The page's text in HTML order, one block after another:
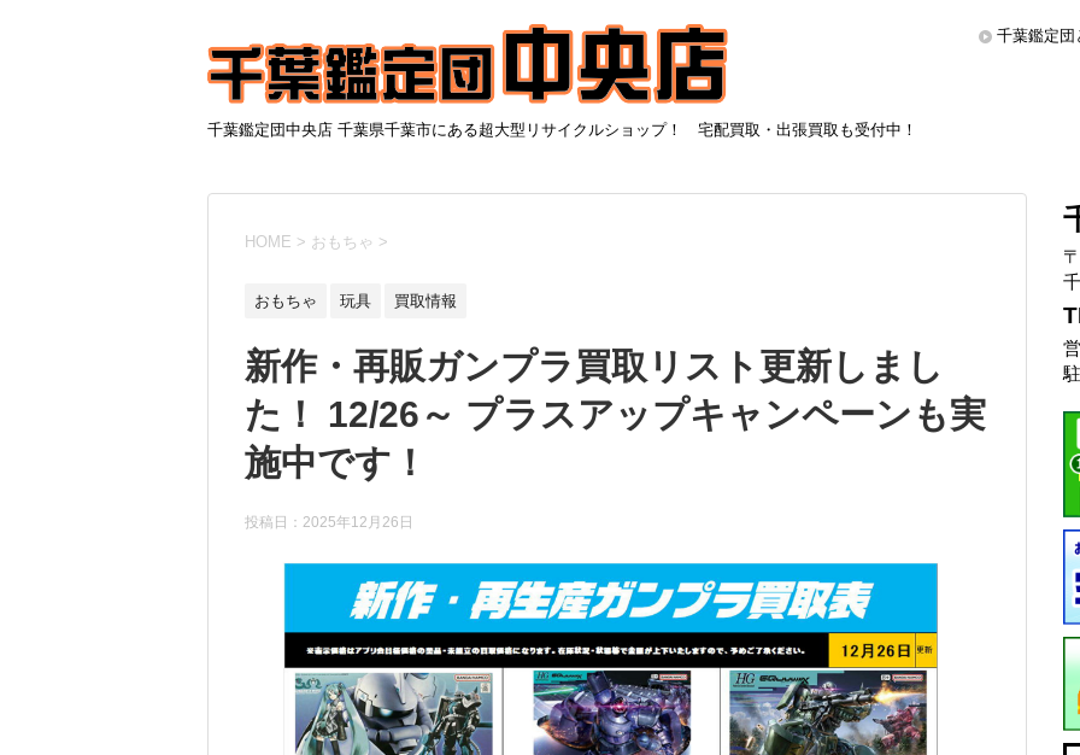
千葉鑑定団中央店 千葉県千葉市にある超大型リサイクルショップ！ 宅配買取・出張買取も受付中！
千葉鑑定団
HOME > おもちゃ >
おもちゃ 玩具 買取情報
新作・再販ガンプラ買取リスト更新しまし
た！ 12/26～ プラスアップキャンペーンも実
施中です！
投稿日： 2025年12月26日